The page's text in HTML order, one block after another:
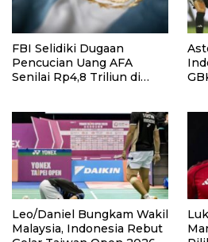
FBI Selidiki Dugaan
Pencucian Uang AFA
Senilai Rp4,8 Triliun di
Leo/Daniel Bungkam Wakil
Malaysia, Indonesia Rebut